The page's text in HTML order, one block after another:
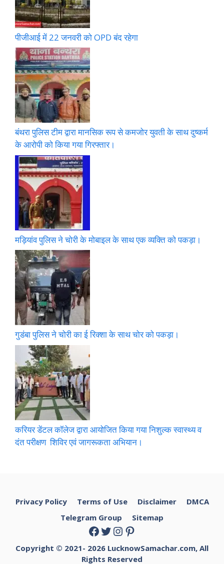
पीजीआई में 22 जनवरी को OPD बंद रहेगा
बंथरा पुलिस टीम द्वारा मानसिक रूप से कमजोर युवती के साथ दुष्कर्म
के आरोपी को किया गया गिरफ्तार।
मड़ियांव पुलिस ने चोरी के मोबाइल के साथ एक व्यक्ति को पकड़ा।
गुडंबा पुलिस ने चोरी का ई रिक्शा के साथ चोर को पकड़ा।
करियर डेंटल कॉलेज द्वारा आयोजित किया गया निशुल्क स्वास्थ्य व
दंत परीक्षण शिविर एवं जागरूकता अभियान।
Privacy Policy Terms of Use Disclaimer
DMCA
Telegram Group
Sitemap
Facebook
Twitter
Instagram
Pinterest
Copyright © 2021- 2026 LucknowSamachar.com, All
Rights Reserved